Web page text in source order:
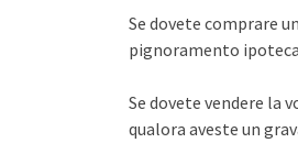
Se dovete comprare
pignoramento
Se dovete vendere la
qualora aveste un